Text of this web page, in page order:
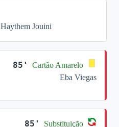
Haythem Jouini
85'
Cartão Amarelo
Eba Viegas
85' Substituição